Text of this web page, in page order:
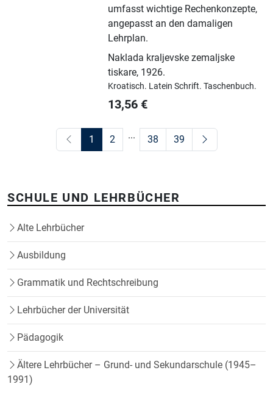
umfasst wichtige Rechenkonzepte,
angepasst an den damaligen
Lehrplan.
Naklada kraljevske zemaljske
tiskare, 1926.
Kroatisch. Latein Schrift.Taschenbuch.
13,56 €
1 2 ... 38 39
SCHULE UND LEHRBÜCHER
Alte Lehrbücher
Ausbildung
Grammatik und Rechtschreibung
Lehrbücher der Universität
Pädagogik
Ältere Lehrbücher – Grund- und Sekundarschule (1945–
1991)